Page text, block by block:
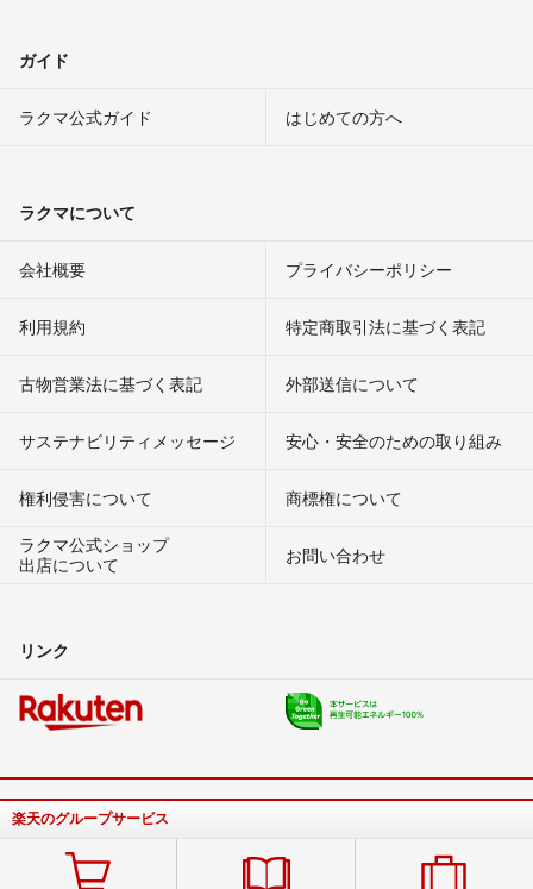
ガイド
ラクマ公式ガイド はじめての方へ
ラクマについて
会社概要 プライバシーポリシー
利用規約 特定商取引法に基づく表記
古物営業法に基づく表記 外部送信について
サステナビリティメッセージ 安心・安全のための取り組み
権利侵害について
商標権について
ラクマ公式ショップ
出店について
お問い合わせ
リンク
楽天のグループサービス